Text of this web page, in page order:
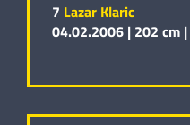
7 Lazar Klaric
04.02.2006 | 202 cm |